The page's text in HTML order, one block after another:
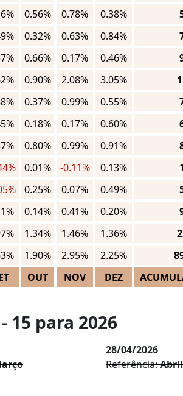
0.56% 0.78% 0.38%
0.32% 0.63% 0.84%
0.66% 0.17% 0.46%
0.90% 2.08% 3.05%
0.37% 0.99% 0.55%
0.18% 0.17% 0.60%
0.80% 0.99% 0.91%
0.01% -0.11% 0.13%
0.25% 0.07% 0.49%
0.14% 0.41% 0.20%
1.34% 1.46% 1.36%
1.90% 2.95% 2.25%
OUT NOV DEZ
15 para 2026
28/04/2026
Referência:Abril